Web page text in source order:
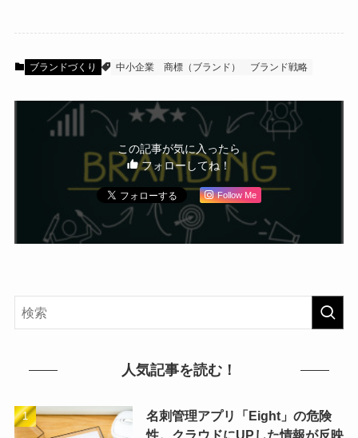
ブランドづくり 中小企業 商標（ブランド） ブランド戦略
この記事が気に入ったら
フォローしてね！
Follow Me
人気記事を読む！
名刺管理アプリ「Eight」の危険
性。クラウドにUPした情報が反映